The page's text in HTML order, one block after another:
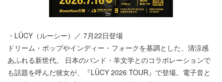
・LÜCY（ルーシー）／ 7⽉22⽇登場
ドリーム・ポップやインディー・フォークを基調とした、清涼感
あふれる新世代。 ⽇本のバンド・⽺⽂学とのコラボレーションで
も話題を呼んだ彼⼥が、『LÜCY 2026 TOUR』で登場。電⼦⾳と